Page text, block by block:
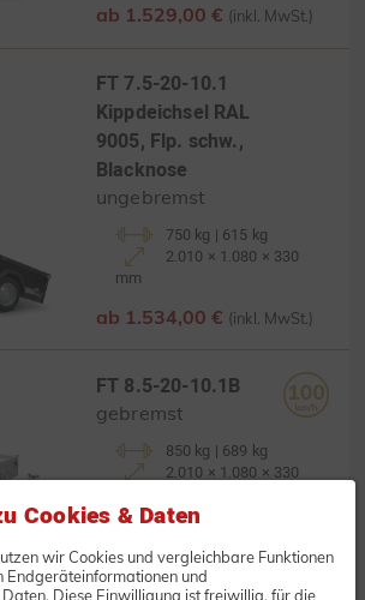
ab 1.529,00 € (inkl. MwSt.)
FT 7.5-20-10.1
Kippdeichsel RAL
9005, Flp. schw.,
Blacknose
ungebremst
750 kg | 615 kg
2.010 × 1.080 × 330
mm
ab 1.534,00 € (inkl. MwSt.)
FT 8.5-20-10.1B
gebremst
850 kg | 689 kg
2.010 × 1.080 × 330
Cookies & Daten
wir Cookies und vergleichbare Funktionen
Endgeräteinformationen und
Diese Einwilligung ist freiwillig, für die